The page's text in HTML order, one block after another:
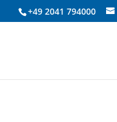
+49 2041 794000